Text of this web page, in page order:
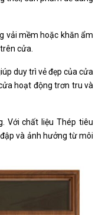
vải mềm hoặc khăn ẩm
cửa.
duy trì vẻ đẹp của cửa
hoạt động trơn tru và
Với chất liệu Thép tiêu
và ảnh hưởng từ môi